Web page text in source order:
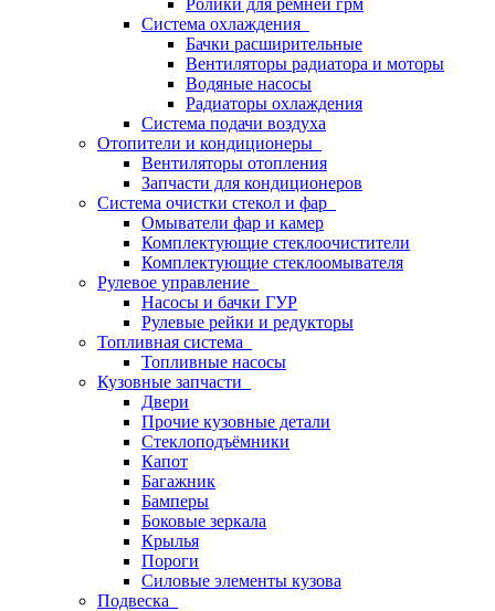
Ролики для ремней грм
Система охлаждения
Бачки расширительные
Вентиляторы радиатора и моторы
Водяные насосы
Радиаторы охлаждения
Система подачи воздуха
Отопители и кондиционеры
Вентиляторы отопления
Запчасти для кондиционеров
Система очистки стекол и фар
Омыватели фар и камер
Комплектующие стеклоочистители
Комплектующие стеклоомывателя
Рулевое управление
Насосы и бачки ГУР
Рулевые рейки и редукторы
Топливная система
Топливные насосы
Кузовные запчасти
Двери
Прочие кузовные детали
Стеклоподъёмники
Капот
Багажник
Бамперы
Боковые зеркала
Крылья
Пороги
Силовые элементы кузова
Подвеска